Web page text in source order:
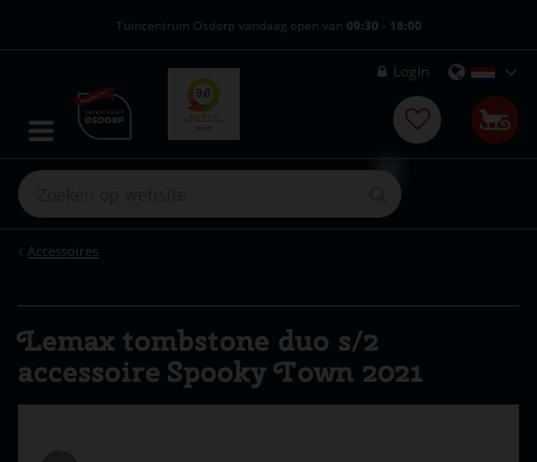
Accessoires
Tuincentrum Osdorp vandaag open van 09:30 - 18:00
Login
Lemax tombstone duo s/2
accessoire Spooky Town 2021